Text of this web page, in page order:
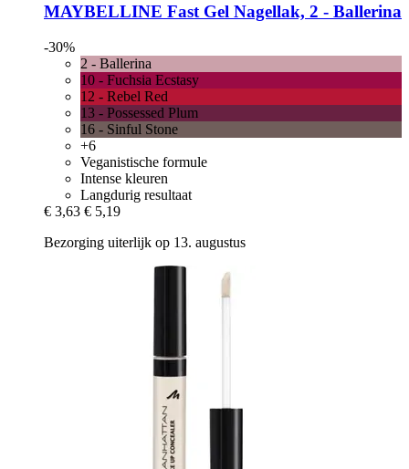
MAYBELLINE Fast Gel Nagellak, 2 -​ Ballerina
-30%
2 - Ballerina
10 - Fuchsia Ecstasy
12 - Rebel Red
13 - Possessed Plum
16 - Sinful Stone
+6
Veganistische formule
Intense kleuren
Langdurig resultaat
€ 3,63 € 5,19
Bezorging uiterlijk op 13. augustus